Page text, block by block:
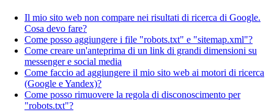
Il mio sito web non compare nei risultati di ricerca di Google.
Cosa devo fare?
Come posso aggiungere i file "robots.txt" e "sitemap.xml"?
Come creare un'anteprima di un link di grandi dimensioni su
messenger e social media
Come faccio ad aggiungere il mio sito web ai motori di ricerca
(Google e Yandex)?
Come posso rimuovere la regola di disconoscimento per
"robots.txt"?